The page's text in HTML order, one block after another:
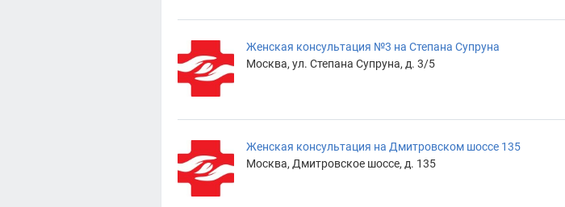
Женская консультация №3 на Степана Супруна
Москва, ул. Степана Супруна, д. 3/5
Женская консультация на Дмитровском шоссе 135
Москва, Дмитровское шоссе, д. 135